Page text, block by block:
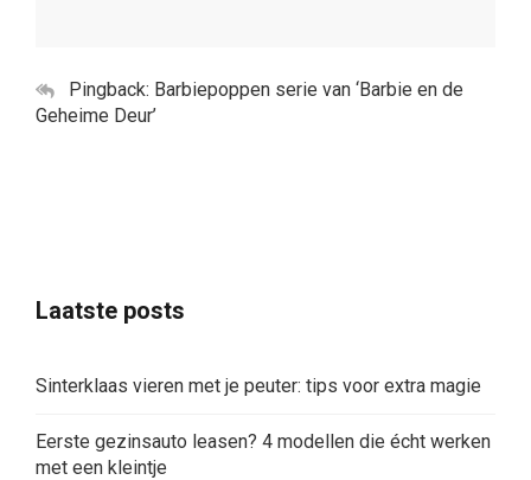
Pingback: Barbiepoppen serie van ‘Barbie en de
Geheime Deur’
Laatste posts
Sinterklaas vieren met je peuter: tips voor extra magie
Eerste gezinsauto leasen? 4 modellen die écht werken
met een kleintje